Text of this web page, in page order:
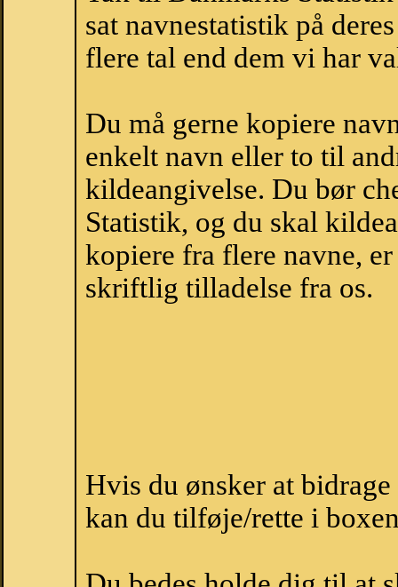
sat navnestatistik på
flere tal end dem vi har
Du må gerne kopiere
enkelt navn eller to til
kildeangivelse. Du bør
Statistik, og du skal
kopiere fra flere navne,
skriftlig tilladelse fra os.
Hvis du ønsker at
kan du tilføje/rette i